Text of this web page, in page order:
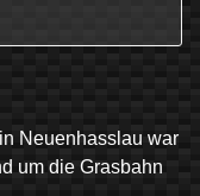
Neuenhasslau war
um die Grasbahn